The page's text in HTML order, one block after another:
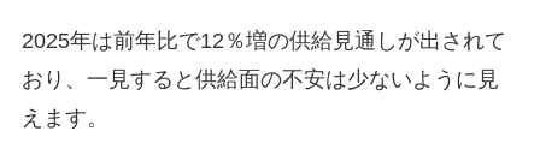
2025年は前年比で12％増の供給見通しが出されて
おり、一見すると供給面の不安は少ないように見
えます。